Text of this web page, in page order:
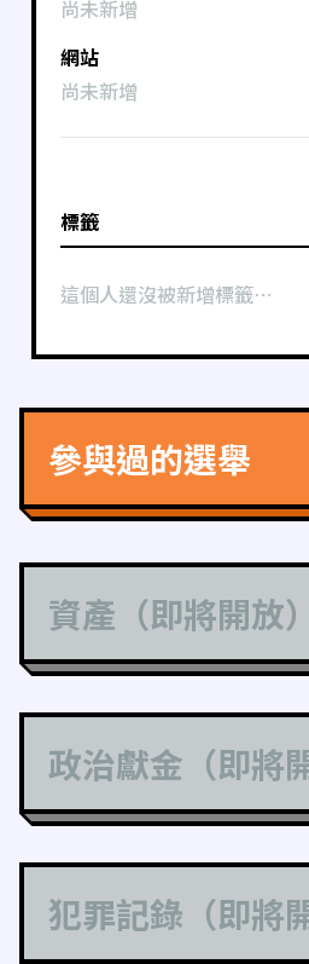
尚未新增
網站
尚未新增
標籤
這個人還沒被新增標籤⋯
參與過的選舉
資產（即將開放）
政治獻金（即將
犯罪記錄（即將